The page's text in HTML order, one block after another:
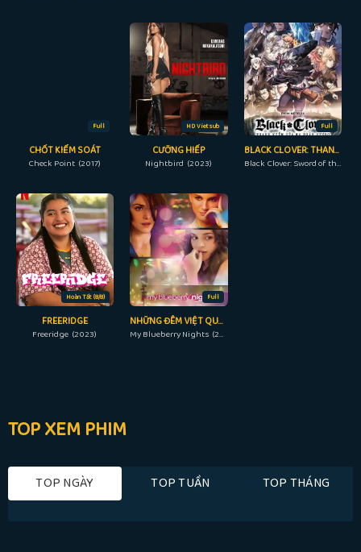
Full
CHỐT KIỂM SOÁT
Check Point (2017)
HD Vietsub
CƯỠNG HIẾP
Nightbird (2023)
Full
BLACK CLOVER: THANH KIẾM CỦA MA PHÁP VƯƠNG
Black Clover: Sword of the Wizard King (2023)
Hoàn Tất (8/8)
FREERIDGE
Freeridge (2023)
Full
NHỮNG ĐÊM VIỆT QUẤT
My Blueberry Nights (2007)
TOP XEM PHIM
TOP NGÀY TOP TUẦN TOP THÁNG